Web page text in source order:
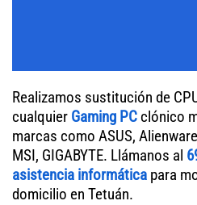
Realizamos sustitución de
cualquier Gaming PC clónico
marcas como ASUS,
MSI, GIGABYTE. Llámanos al
asistencia informática para
domicilio en Tetuán.